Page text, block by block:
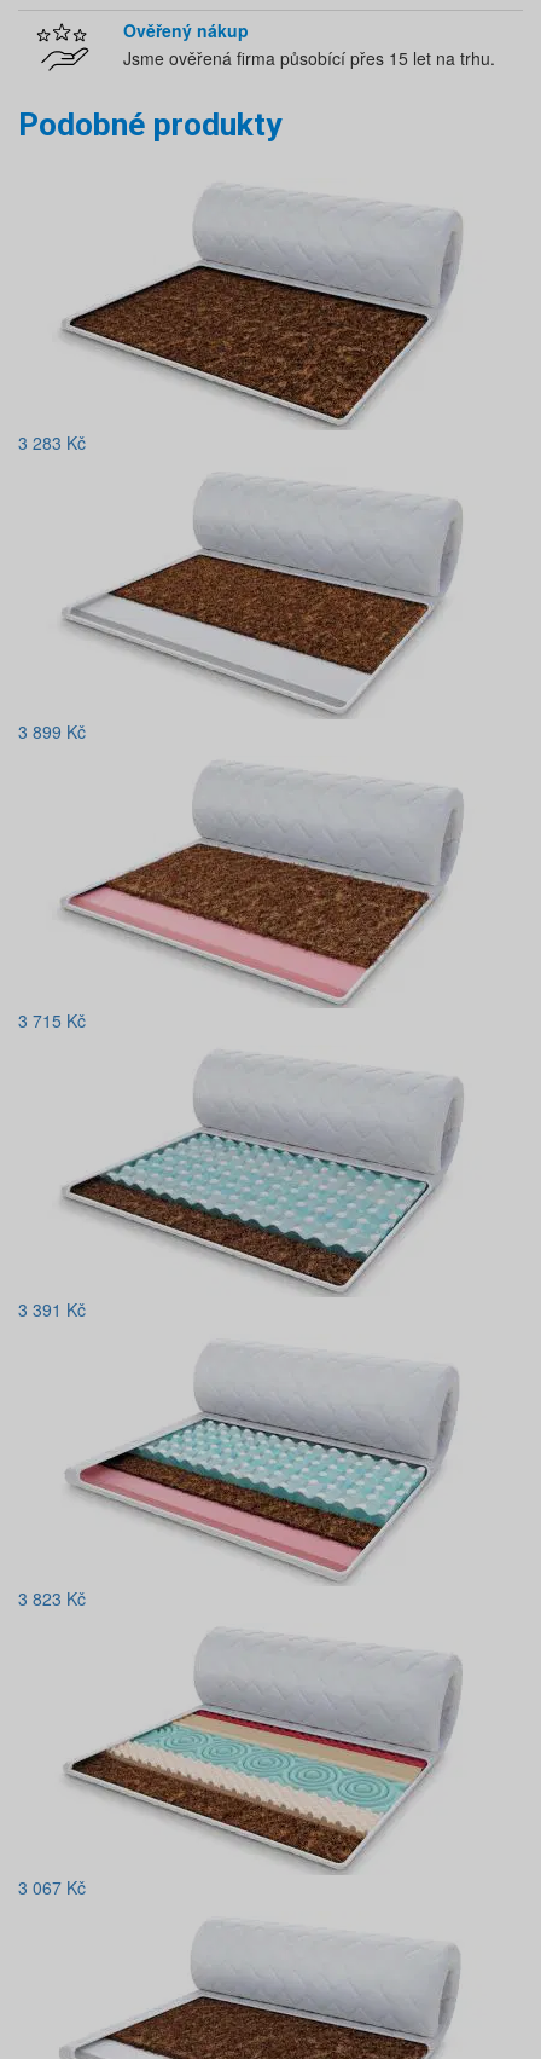
Ověřený nákup
Jsme ověřená firma působící přes 15 let na trhu.
Podobné produkty
3 283 Kč
3 899 Kč
3 715 Kč
3 391 Kč
3 823 Kč
3 067 Kč